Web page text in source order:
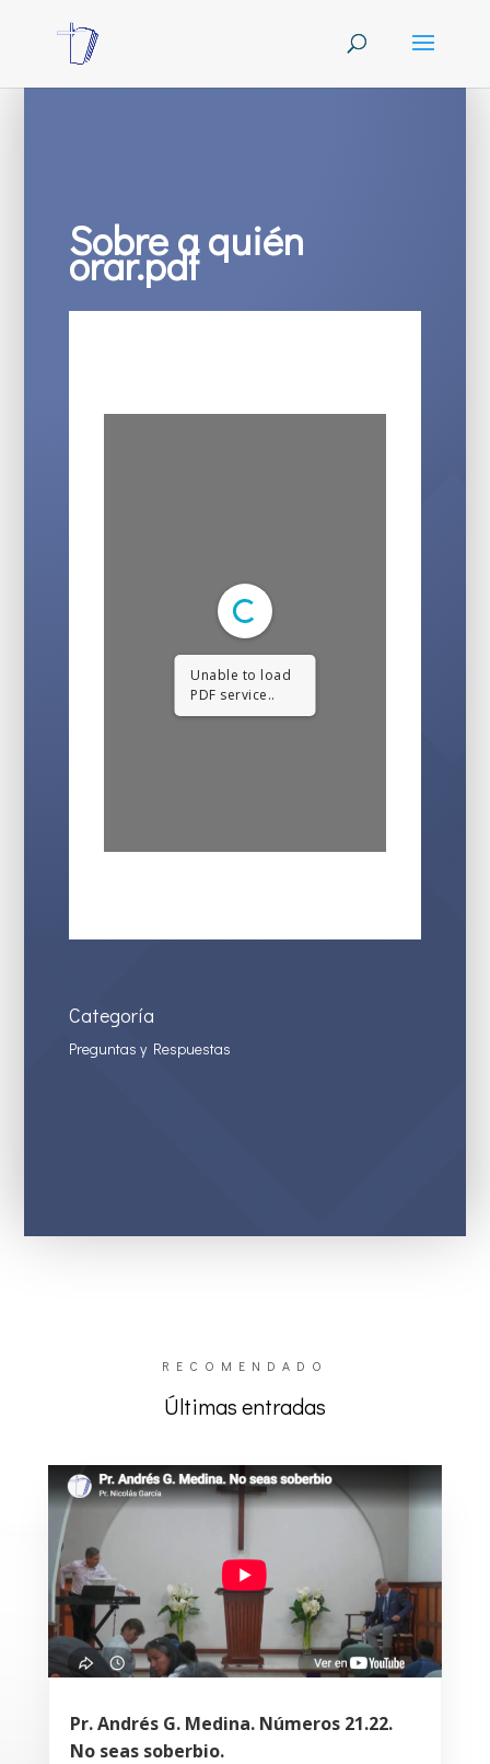
Sobre a quién
orar.pdf
Unable to load
PDF service..
Categoría
Preguntas y Respuestas
RECOMENDADO
Últimas entradas
Pr. Andrés G. Medina. Números 21.22.
No seas soberbio.